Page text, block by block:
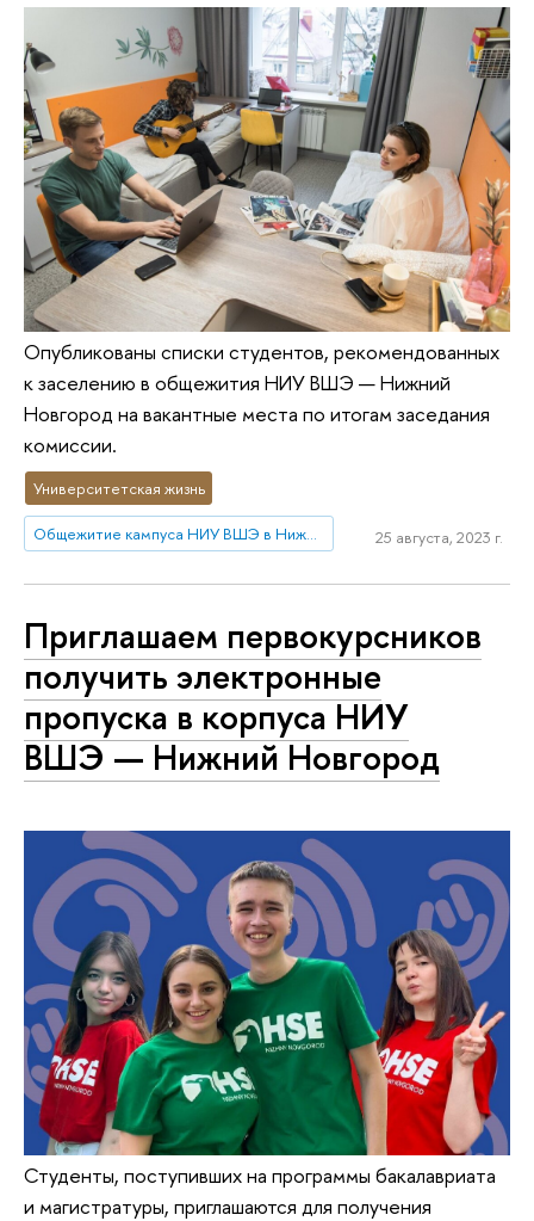
Опубликованы списки студентов, рекомендованных
к заселению в общежития НИУ ВШЭ — Нижний
Новгород на вакантные места по итогам заседания
комиссии.
Университетская жизнь
Общежитие кампуса НИУ ВШЭ в Нижнем Новгороде 25 августа, 2023 г.
Приглашаем первокурсников
получить электронные
пропуска в корпуса НИУ
ВШЭ — Нижний Новгород
Студенты, поступивших на программы бакалавриата
и магистратуры, приглашаются для получения